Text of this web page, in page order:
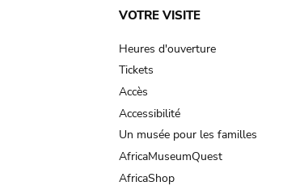
Main
navigation
VOTRE VISITE
Heures d'ouverture
Tickets
Accès
Accessibilité
Un musée pour les familles
AfricaMuseumQuest
AfricaShop